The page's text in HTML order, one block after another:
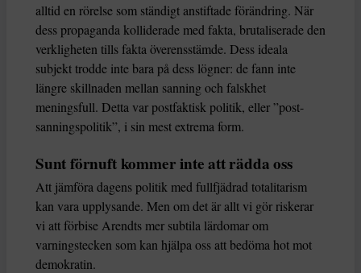
alltid en rörelse som ständigt anstiftade förändring. När
dess propaganda kolliderade med fakta, brutaliserade den
verkligheten tills fakta överensstämde. Dess ideala
subjekt trodde inte bara på dess lögner: de fann inte
längre skillnaden mellan sanning och falskhet
meningsfull. Detta var postfaktisk politik, eller ”post-
sanningspolitik”, i sin mest extrema form.
Sunt förnuft kommer inte att rädda oss
Att jämföra dagens politik med fullfjädrad totalitarism
kan vara upplysande. Men om det är allt vi gör riskerar
vi att förbise Arendts mer subtila lärdomar om
varningstecken som kan hjälpa oss att bedöma hot mot
demokratin.